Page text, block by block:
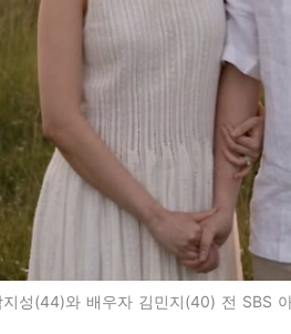
성(44)와 배우자 김민지(40) 전 SBS